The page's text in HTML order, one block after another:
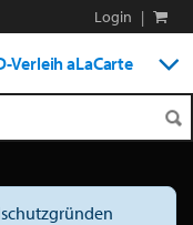
Login |
Verleih aLaCarte